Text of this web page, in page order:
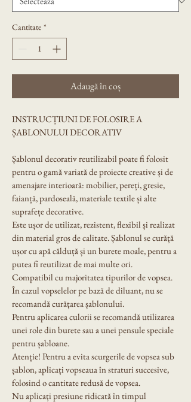
Cantitate *
Adaugă în coș
INSTRUCȚIUNI DE FOLOSIRE A
ȘABLONULUI DECORATIV
Șablonul decorativ reutilizabil poate fi folosit
pentru o gamă variată de proiecte creative și de
amenajare interioară: mobilier, pereți, gresie,
faianță, pardoseală, materiale textile și alte
suprafețe decorative.
Este ușor de utilizat, rezistent, flexibil și realizat
din material gros de calitate. Șablonul se curăță
ușor cu apă călduță și un burete moale, pentru a
putea fi reutilizat de mai multe ori.
Compatibil cu majoritatea tipurilor de vopsea.
În cazul vopselelor pe bază de diluant, nu se
recomandă curățarea șablonului.
Pentru aplicarea culorii se recomandă utilizarea
unei role din burete sau a unei pensule speciale
pentru șabloane.
Atenție! Pentru a evita scurgerile de vopsea sub
șablon, aplicați vopseaua în straturi succesive,
folosind o cantitate redusă de vopsea.
Nu aplicați presiune ridicată în timpul